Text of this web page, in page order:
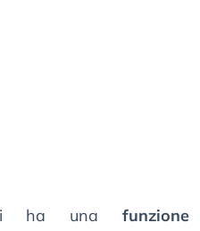
ha una funzione